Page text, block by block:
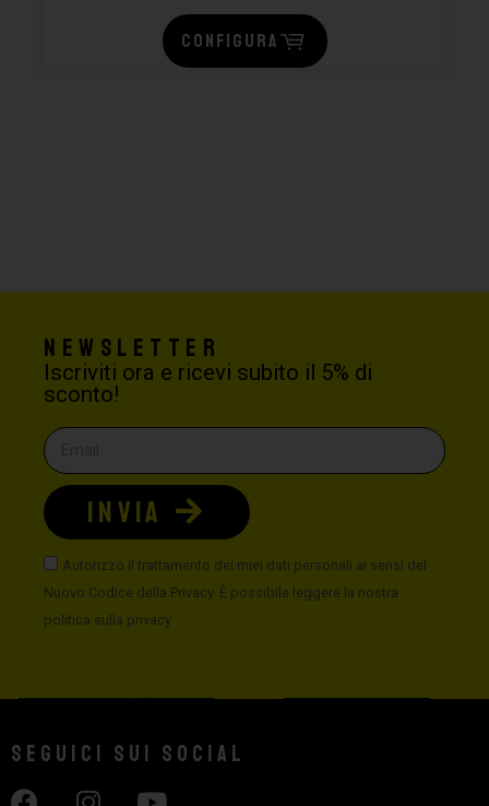
CONFIGURA
Newsletter
Iscriviti ora e ricevi subito il 5% di
sconto!
Autorizzo il trattamento dei miei dati personali ai sensi del
Nuovo Codice della Privacy. È possibile leggere la nostra
politica sulla privacy
INVIA
Seguici sui social